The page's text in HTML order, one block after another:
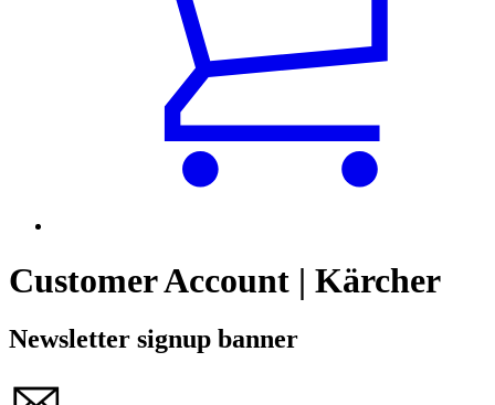
Customer Account | Kärcher
Newsletter signup banner